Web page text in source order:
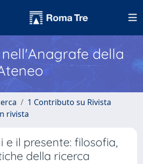
della
1 Contributo su Rivista
rivista
e il presente: filosofia,
della ricerca